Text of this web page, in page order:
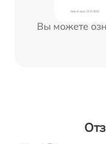
Вы можете